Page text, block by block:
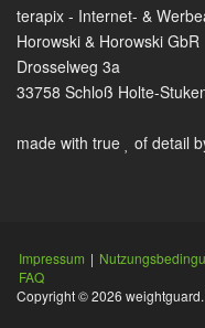
terapix - Internet- &
Horowski & Horowski GbR
Drosselweg 3a
33758 Schloß Holte-
made with true of detail
Impressum |
FAQ
Copyright © 2026